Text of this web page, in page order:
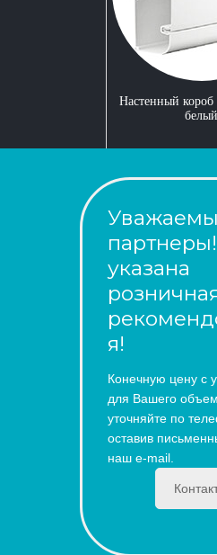
Настенный
белый
указана
я!
Конечную цену с
для Вашего
уточняйте по
оставив
наш e-mail.